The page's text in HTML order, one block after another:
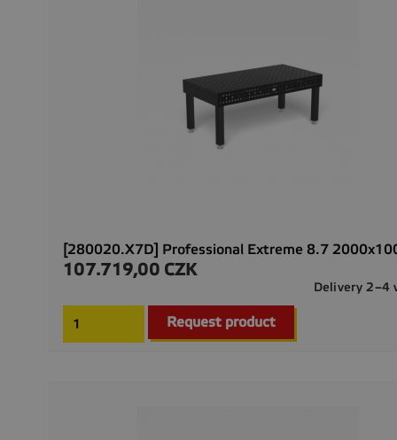
[280020.X7D] Professional Extreme 8.7
Precio
107.719,00 CZK
Delivery 2–4
Request product